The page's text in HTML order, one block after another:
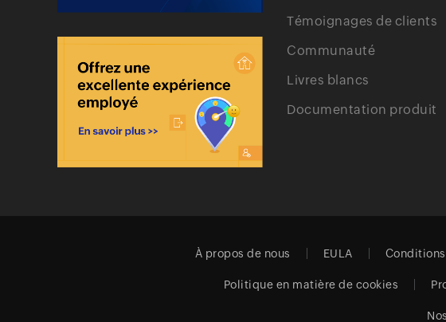
Témoignages de clients
Communauté
Livres blancs
Documentation produit
À propos de nous EULA
Politique en matière de cookies